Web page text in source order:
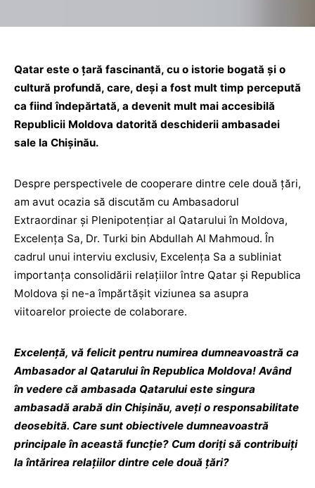
Qatar este o țară fascinantă, cu o istorie bogată și o
cultură profundă, care, deși a fost mult timp percepută
ca fiind îndepărtată, a devenit mult mai accesibilă
Republicii Moldova datorită deschiderii ambasadei
sale la Chișinău.
Despre perspectivele de cooperare dintre cele două țări,
am avut ocazia să discutăm cu Ambasadorul
Extraordinar și Plenipotențiar al Qatarului în Moldova,
Excelența Sa, Dr. Turki bin Abdullah Al Mahmoud. În
cadrul unui interviu exclusiv, Excelența Sa a subliniat
importanța consolidării relațiilor între Qatar și Republica
Moldova și ne-a împărtășit viziunea sa asupra
viitoarelor proiecte de colaborare.
Excelență, vă felicit pentru numirea dumneavoastră ca
Ambasador al Qatarului în Republica Moldova! Având
în vedere că ambasada Qatarului este singura
ambasadă arabă din Chișinău, aveți o responsabilitate
deosebită. Care sunt obiectivele dumneavoastră
principale în această funcție? Cum doriți să contribuiți
la întărirea relațiilor dintre cele două țări?